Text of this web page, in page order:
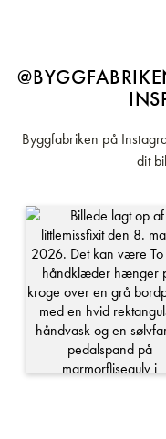
Byggfabriken på
dit